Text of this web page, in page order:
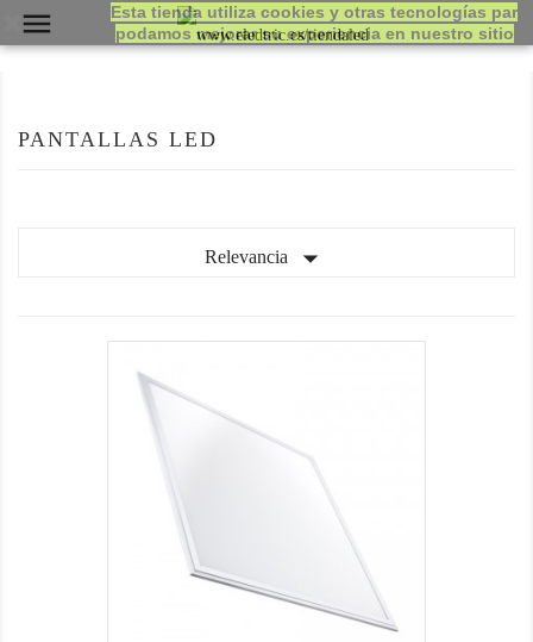

PANTALLAS LED
Relevancia 
Esta tienda utiliza cookies y otras tecnologías par
podamos mejorar su experiencia en nuestro sitio